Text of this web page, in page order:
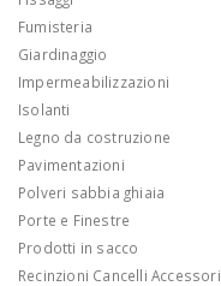
Fumisteria
Giardinaggio
Impermeabilizzazioni
Isolanti
Legno da costruzione
Pavimentazioni
Polveri sabbia ghiaia
Porte e Finestre
Prodotti in sacco
Recinzioni Cancelli Accessori